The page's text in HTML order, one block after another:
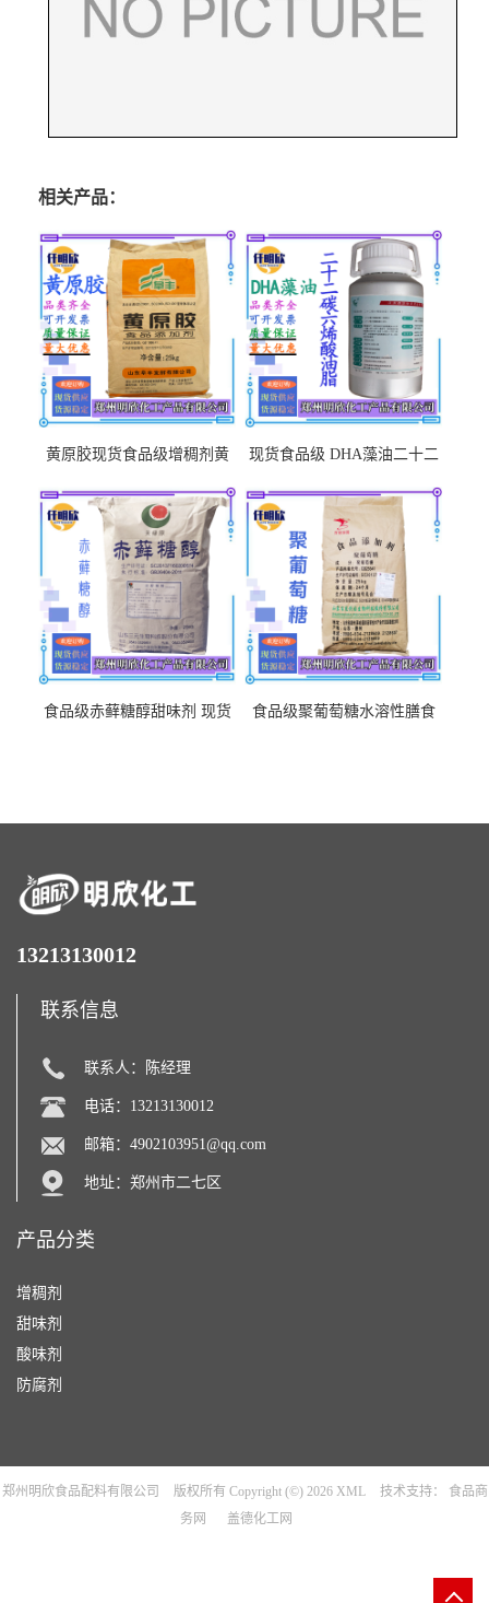
相关产品：
黄原胶现货食品级增稠剂黄
中轩黄原胶
现货食品级 DHA藻油二十二
惠DHA藻油
食品级赤藓糖醇甜味剂 现货
食品级聚葡萄糖水溶性膳食
13213130012
联系信息
联系人：陈经理
电话：13213130012
邮箱： 4902103951@qq.com
地址：郑州市二七区
产品分类
增稠剂
甜味剂
酸味剂
防腐剂
郑州明欣食品配料有限公司 版权所有 Copyright (©) 2026 XML 技术支持：
食品商
务网
盖德化工网